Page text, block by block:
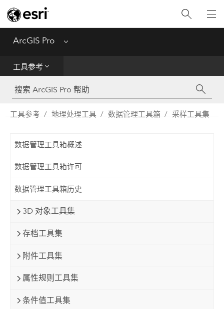
ArcGIS Pro Menu
工具参考
工具参考
Python
工具参考 地理处理工具 数据管理工具箱 采样工具集
数据管理工具箱概述
数据管理工具箱许可
数据管理工具箱历史
3D 对象工具集
存档工具集
附件工具集
属性规则工具集
条件值工具集